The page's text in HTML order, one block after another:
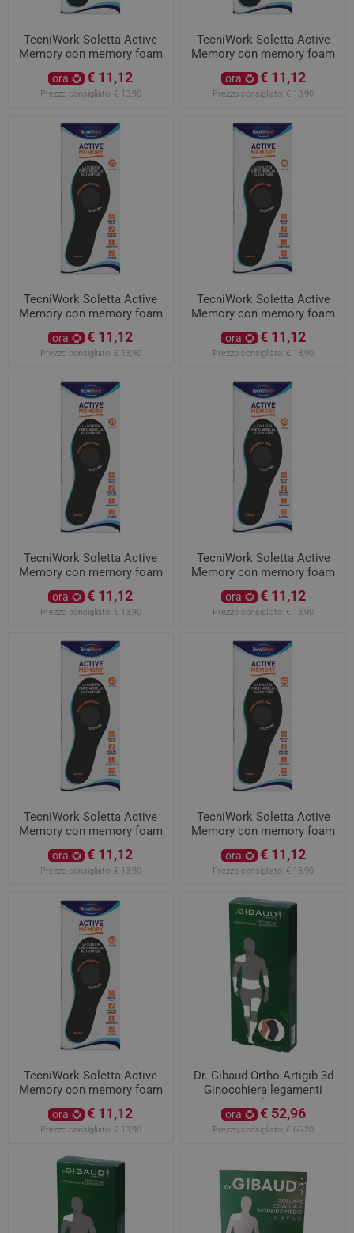
TecniWork Soletta Active
Memory con memory foam
ora € 11,12
Prezzo consigliato: € 13,90
TecniWork Soletta Active
Memory con memory foam
ora € 11,12
Prezzo consigliato: € 13,90
TecniWork Soletta Active
Memory con memory foam
ora € 11,12
Prezzo consigliato: € 13,90
TecniWork Soletta Active
Memory con memory foam
ora € 11,12
Prezzo consigliato: € 13,90
TecniWork Soletta Active
Memory con memory foam
ora € 11,12
Prezzo consigliato: € 13,90
TecniWork Soletta Active
Memory con memory foam
ora € 11,12
Prezzo consigliato: € 13,90
TecniWork Soletta Active
Memory con memory foam
ora € 11,12
Prezzo consigliato: € 13,90
TecniWork Soletta Active
Memory con memory foam
ora € 11,12
Prezzo consigliato: € 13,90
TecniWork Soletta Active
Memory con memory foam
ora € 11,12
Prezzo consigliato: € 13,90
Dr. Gibaud Ortho Artigib 3d
Ginocchiera legamenti
ora € 52,96
Prezzo consigliato: € 66,20